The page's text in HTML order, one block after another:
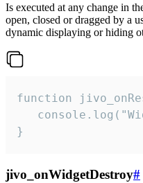
Is executed at any change in
open, closed or dragged by a
dynamic displaying or hiding
function
}
jivo_onWidgetDestroy#